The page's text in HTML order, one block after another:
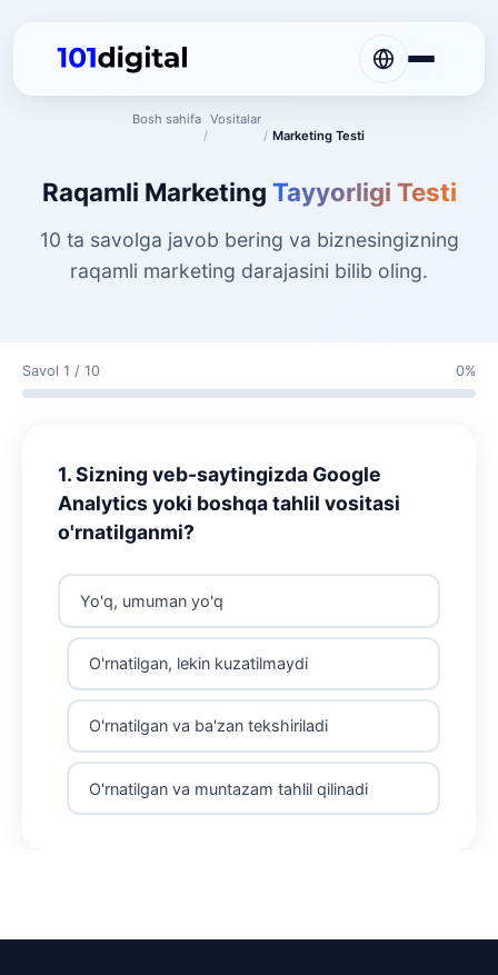
Bosh sahifa
/
Vositalar
/ Marketing Testi
Raqamli Marketing Tayyorligi Testi
10 ta savolga javob bering va biznesingizning
raqamli marketing darajasini bilib oling.
Savol 1 / 10 0%
1. Sizning veb-saytingizda Google
Analytics yoki boshqa tahlil vositasi
o'rnatilganmi?
Yo'q, umuman yo'q
O'rnatilgan, lekin kuzatilmaydi
O'rnatilgan va ba'zan tekshiriladi
O'rnatilgan va muntazam tahlil qilinadi